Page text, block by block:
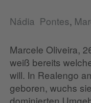
Nádia Pontes,
Marcele Oliveira,
weiß bereits
will. In Realengo
geboren, wuchs
dominierten